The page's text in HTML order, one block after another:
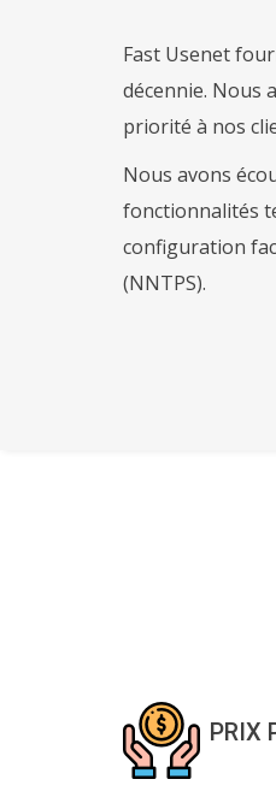
Fast Usenet
décennie. Nous
priorité à nos
Nous avons
fonctionnalités
configuration
(NNTPS).
PRIX